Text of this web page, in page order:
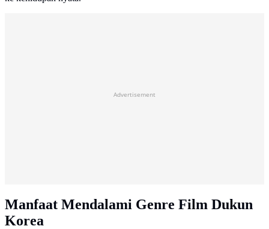
Advertisement
Manfaat Mendalami Genre Film Dukun
Korea